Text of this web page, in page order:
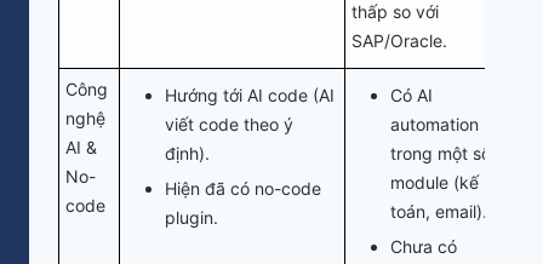
thấp so với
SAP/Oracle.
Công
nghệ
AI &
No-
code
Hướng tới AI code (AI
viết code theo ý
định).
Hiện đã có no-code
plugin.
Có AI
automation
trong một số
module (kế
toán, email).
Chưa có